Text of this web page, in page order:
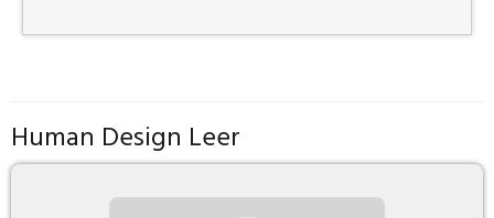
Human Design Leer